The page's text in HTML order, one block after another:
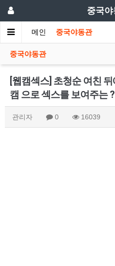
중국야
메인 중국야동관
중국야동관
[웹캠섹스] 초청순 여친
캠 으로 섹스를 보여주는 ?
관리자 0 16039